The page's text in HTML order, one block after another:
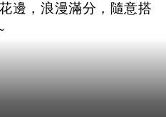
邊，浪漫滿分，隨意搭